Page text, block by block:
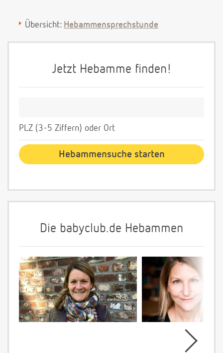
Übersicht: Hebammensprechstunde
Jetzt Hebamme finden!
PLZ (3-5 Ziffern) oder Ort
Die babyclub.de Hebammen